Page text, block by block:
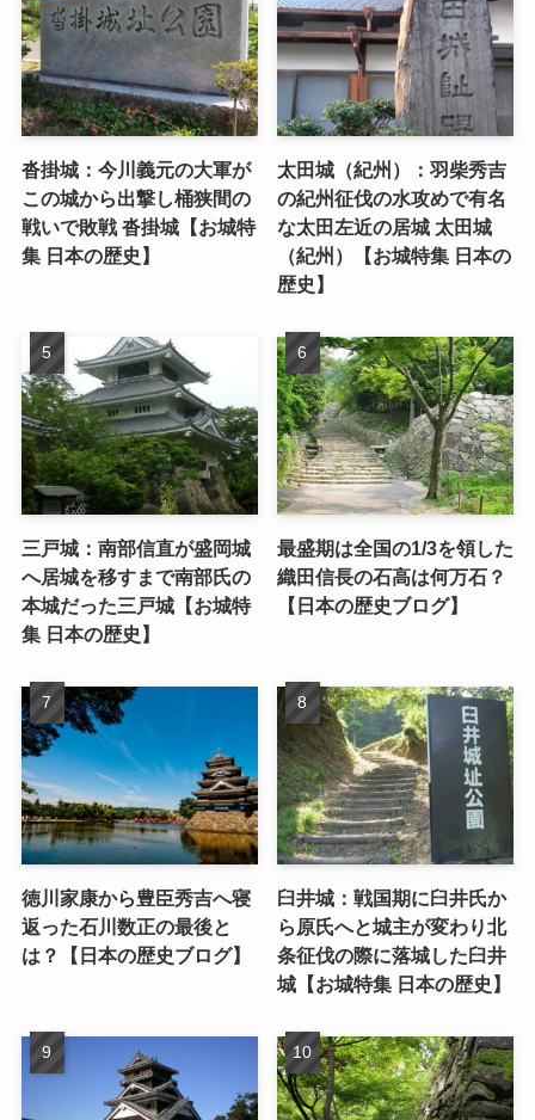
沓掛城：今川義元の大軍が
この城から出撃し桶狭間の
戦いで敗戦 沓掛城【お城特
集 日本の歴史】
太田城（紀州）：羽柴秀吉
の紀州征伐の水攻めで有名
な太田左近の居城 太田城
（紀州）【お城特集 日本の
歴史】
三戸城：南部信直が盛岡城
へ居城を移すまで南部氏の
本城だった三戸城【お城特
集 日本の歴史】
最盛期は全国の1/3を領した
織田信長の石高は何万石？
【日本の歴史ブログ】
徳川家康から豊臣秀吉へ寝
返った石川数正の最後と
は？【日本の歴史ブログ】
臼井城：戦国期に臼井氏か
ら原氏へと城主が変わり北
条征伐の際に落城した臼井
城【お城特集 日本の歴史】